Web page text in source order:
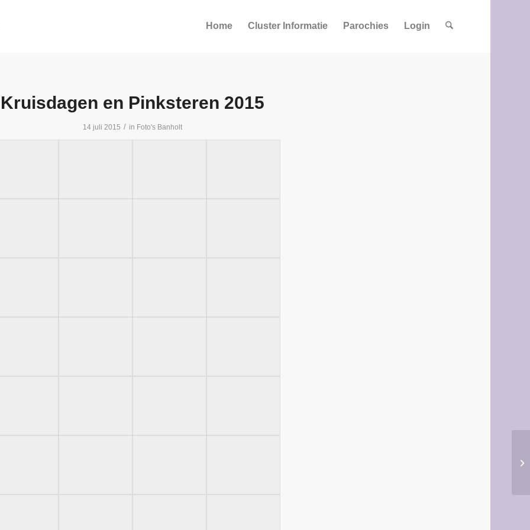
Home Cluster Informatie Parochies Login
Kruisdagen en Pinksteren 2015
14 juli 2015 / in Foto's Banholt